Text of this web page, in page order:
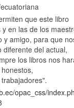
que este libro
en las de los
y amigo, para que
diferente del actual,
los libros nos
opac_css/